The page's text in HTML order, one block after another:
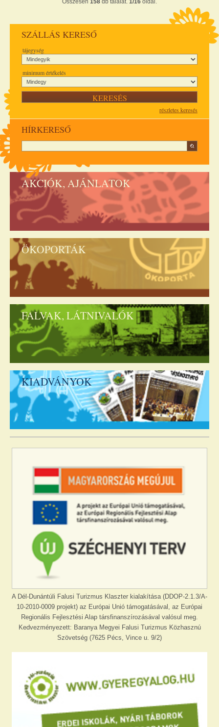
Összesen 158 db találat. 1/16 oldal.
SZÁLLÁS KERESŐ
tájegység
minimum értékelés
részletes keresés
HÍRKERESŐ
AKCIÓK, AJÁNLATOK
ÖKOPORTÁK
FALVAK, LÁTNIVALÓK
KIADVÁNYOK
A Dél-Dunántúli Falusi Turizmus Klaszter kialakítása (DDOP-2.1.3/A-
10-2010-0009 projekt) az Európai Unió támogatásával, az Európai
Regionális Fejlesztési Alap társfinanszírozásával valósul meg.
Kedvezményezett: Baranya Megyei Falusi Turizmus Közhasznú
Szövetség (7625 Pécs, Vince u. 9/2)